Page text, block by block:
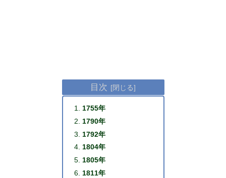
目次
1755年
1790年
1792年
1804年
1805年
1811年